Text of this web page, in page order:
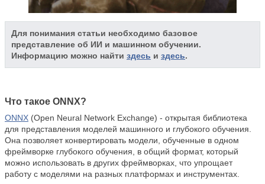
Для понимания статьи необходимо базовое
представление об ИИ и машинном обучении.
Информацию можно найти здесь и здесь.
Что такое ONNX?
ONNX (Open Neural Network Exchange) - открытая библиотека
для представления моделей машинного и глубокого обучения.
Она позволяет конвертировать модели, обученные в одном
фреймворке глубокого обучения, в общий формат, который
можно использовать в других фреймворках, что упрощает
работу с моделями на разных платформах и инструментах.